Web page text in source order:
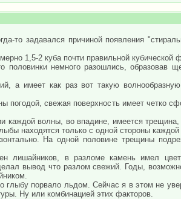
то задавался причиной появления
1,5-2 куба почти правильной
половинки немного разошлись, образовав
а имеет как раз вот такую волнообразную
погодой, свежая поверхность имеет четко
каждой волны, во впадине, имеется
находятся только с одной стороны каждой
На одной половине трещины
лишайников, в разломе камень имел цвет
вывод что разлом свежий. Годы,
глыбу порвало льдом. Сейчас я в этом не
Ну или комбинацией этих факторов.